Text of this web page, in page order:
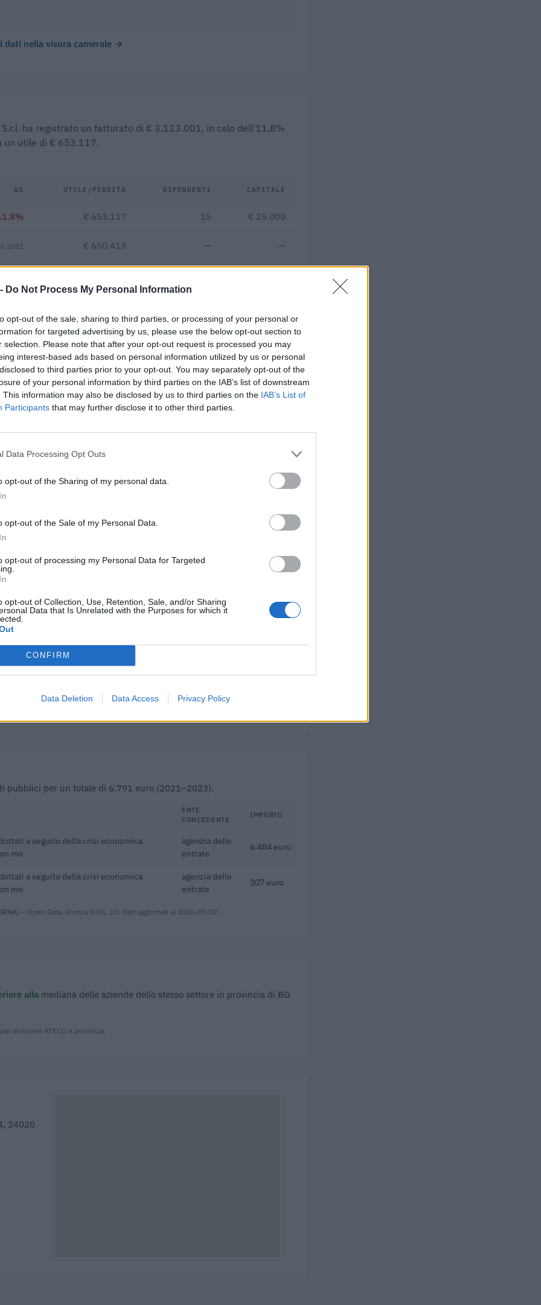
Do Not Process My Personal Information
opt-out of the sale, sharing to third parties, or processing of your personal or
for targeted advertising by us, please use the below opt-out section to
selection. Please note that after your opt-out request is processed you may
interest-based ads based on personal information utilized by us or personal
to third parties prior to your opt-out. You may separately opt-out of the
of your personal information by third parties on the IAB’s list of downstream
This information may also be disclosed by us to third parties on the IAB’s List of
Participants that may further disclose it to other third parties.
Data Processing Opt Outs
opt-out of the Sharing of my personal data.
opt-out of the Sale of my Personal Data.
opt-out of processing my Personal Data for Targeted
opt-out of Collection, Use, Retention, Sale, and/or Sharing
Data that Is Unrelated with the Purposes for which it
CONFIRM
Data Deletion Data Access Privacy Policy
dati nella visura camerale →
ha registrato un fatturato di € 3.123.001, in calo dell'11,8%
un utile di € 653.117.
Δ% UTILE/PERDITA DIPENDENTI CAPITALE
€ 653.117 15 € 25.000
2021 € 650.413 — —
€ 208.200
Fatturato per dipendente
per un importo complessivo di 169.841 euro (dati 2024–2026).
IMPORTO AGGIUDICATO
11.970 euro
26.425 euro
12.420 euro
(Open Data, licenza CC BY-SA 4.0). Ogni CIG e' verificabile sul portale ANAC.
pubblici per un totale di 6.791 euro (2021–2023).
ENTE
CONCEDENTE
IMPORTO
a seguito della crisi economica
mo
agenzia delle
entrate
6.484 euro
a seguito della crisi economica
mo
agenzia delle
entrate
307 euro
– Open Data, licenza IODL 2.0. Dati aggiornati al 2026-07-02.
alla mediana delle aziende dello stesso settore in provincia di BG
divisione ATECO e provincia.
24020